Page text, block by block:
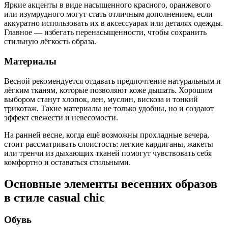
Яркие акценты в виде насыщенного красного, оранжевого
или изумрудного могут стать отличным дополнением, если
аккуратно использовать их в аксессуарах или деталях одежды.
Главное — избегать перенасыщенности, чтобы сохранить
стильную лёгкость образа.
Материалы
Весной рекомендуется отдавать предпочтение натуральным и
лёгким тканям, которые позволяют коже дышать. Хорошим
выбором станут хлопок, лен, муслин, вискоза и тонкий
трикотаж. Такие материалы не только удобны, но и создают
эффект свежести и невесомости.
На ранней весне, когда ещё возможны прохладные вечера,
стоит рассматривать слоистость: легкие кардиганы, жакеты
или тренчи из дыхающих тканей помогут чувствовать себя
комфортно и оставаться стильными.
Основные элементы весенних образов
в стиле casual chic
Обувь